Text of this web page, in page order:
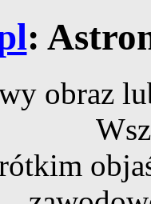
:
obraz